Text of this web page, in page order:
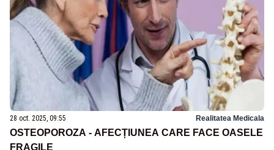
28 oct. 2025, 09:55 Realitatea Medicala
OSTEOPOROZA - AFECȚIUNEA CARE FACE OASELE
FRAGILE